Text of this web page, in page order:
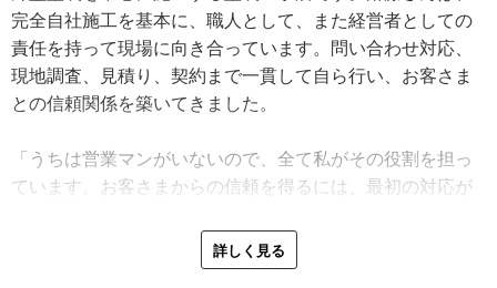
先代のお客さまより齋藤さんのお客さまが増えてきて、
2013年に代替わりしました。「私の代になってからは、一
般のお客さまから直接依頼を受けるスタイルに切り替え
て、ネット集客などの時代に合わせた戦略を取り入れてい
ます。昔の家は塗るところがたくさんあったんですが、今
番はあまりありません。なので、これからはリフォームの
仕事をやっていかないといけない、そんな考えで受注の仕
方をシフトチェンジしたんです」
完全自社施工を基本に、職人として、また経営者としての
責任を持って現場に向き合っています。問い合わせ対応、
現地調査、見積り、契約まで一貫して自ら行い、お客さま
との信頼関係を築いてきました。
「うちは営業マンがいないので、全て私がその役割を担っ
ています。お客さまからの信頼を得るには、最初の対応が
で状態を確認します。ドローンを試してみたんですが、見
たいところまで近づけるのは中々難しくて。細かい傷や釘
詳しく見る